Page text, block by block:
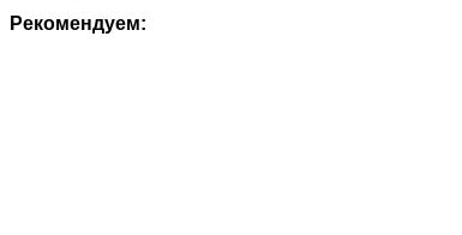
Рекомендуем: